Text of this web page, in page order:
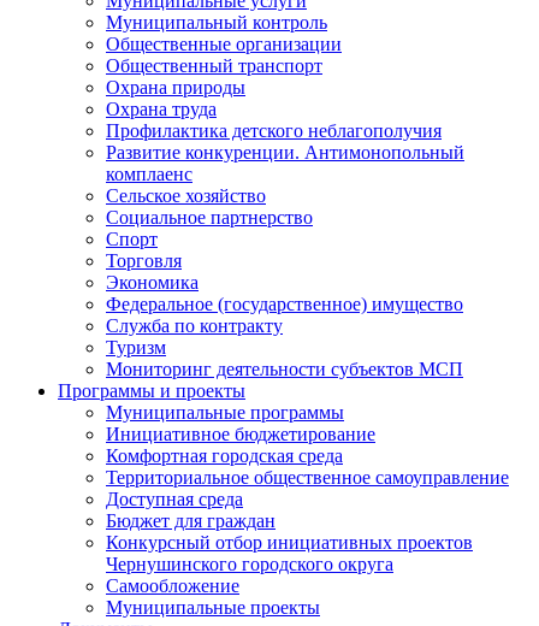
Муниципальный контроль
Общественные организации
Общественный транспорт
Охрана природы
Охрана труда
Профилактика детского неблагополучия
Развитие конкуренции. Антимонопольный
комплаенс
Сельское хозяйство
Социальное партнерство
Спорт
Торговля
Экономика
Федеральное (государственное) имущество
Служба по контракту
Туризм
Мониторинг деятельности субъектов МСП
Программы и проекты
Муниципальные программы
Инициативное бюджетирование
Комфортная городская среда
Территориальное общественное самоуправление
Доступная среда
Бюджет для граждан
Конкурсный отбор инициативных проектов
Чернушинского городского округа
Самообложение
Муниципальные проекты